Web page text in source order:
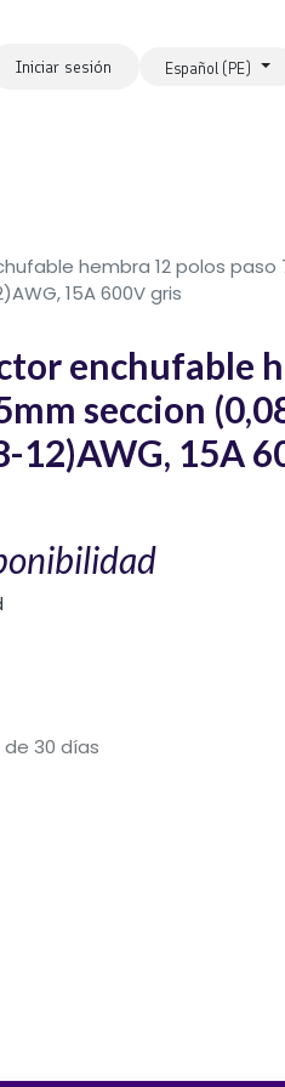
Iniciar sesión Español (PE)
hembra 12 polos paso
15A 600V gris
enchufable
seccion
12)AWG, 15A
30 días